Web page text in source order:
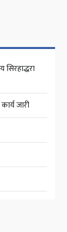
सिरहाद्धरा
जारी